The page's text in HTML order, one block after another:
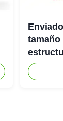
panal